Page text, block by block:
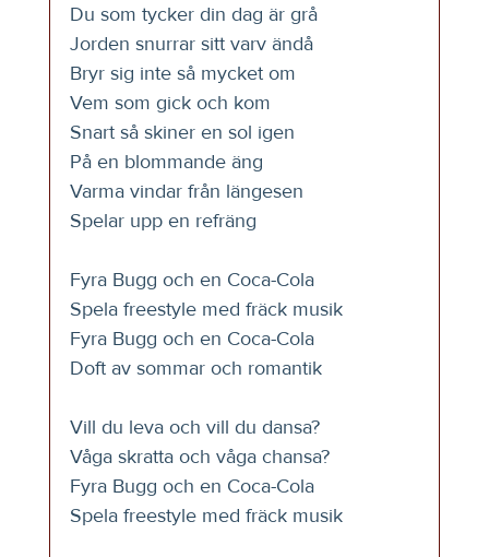
Du som tycker din dag är grå
Jorden snurrar sitt varv ändå
Bryr sig inte så mycket om
Vem som gick och kom
Snart så skiner en sol igen
På en blommande äng
Varma vindar från längesen
Spelar upp en refräng
Fyra Bugg och en Coca-Cola
Spela freestyle med fräck musik
Fyra Bugg och en Coca-Cola
Doft av sommar och romantik
Vill du leva och vill du dansa?
Våga skratta och våga chansa?
Fyra Bugg och en Coca-Cola
Spela freestyle med fräck musik